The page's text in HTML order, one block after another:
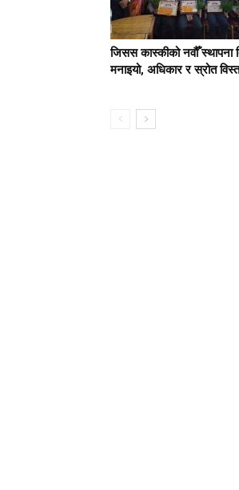
जिसस कास्कीको नवौँ स्थापना
मनाइयो, अधिकार र स्रोत